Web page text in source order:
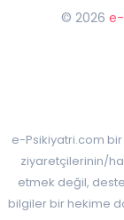
© 2026
e-Psikiyatri.com bir
ziyaretçilerinin/
etmek değil,
bilgiler bir hekime